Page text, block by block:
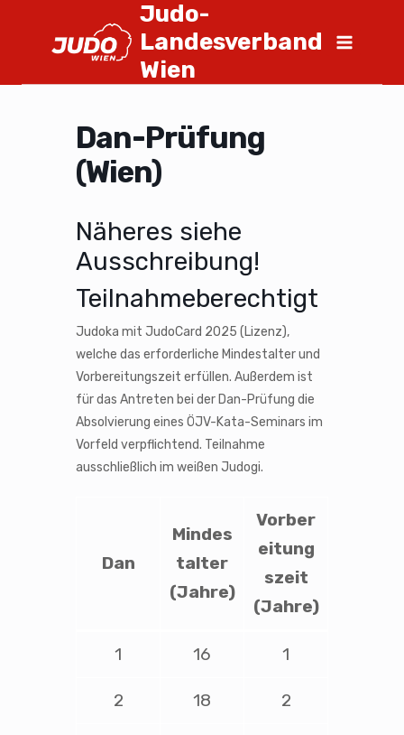
Judo-
Landesverband
Wien
Dan-Prüfung
(Wien)
Näheres siehe
Ausschreibung!
Teilnahmeberechtigt
Judoka mit JudoCard 2025 (Lizenz),
welche das erforderliche Mindestalter und
Vorbereitungszeit erfüllen. Außerdem ist
für das Antreten bei der Dan-Prüfung die
Absolvierung eines ÖJV-Kata-Seminars im
Vorfeld verpflichtend. Teilnahme
ausschließlich im weißen Judogi.
Dan
Mindes
talter
(Jahre)
Vorber
eitung
szeit
(Jahre)
1 16 1
2 18 2